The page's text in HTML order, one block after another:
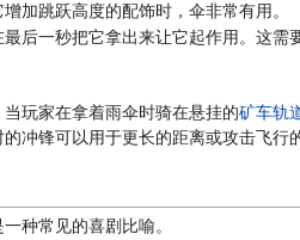
增加跳跃高度的配饰时，伞非常有用。
后一秒把它拿出来让它起作用。这
玩家在拿着雨伞时骑在悬挂的矿车轨
冲锋可以用于更长的距离或攻击飞行
种常见的喜剧比喻。